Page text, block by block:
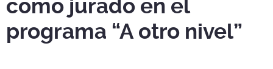
como jurado en el
programa “A otro nivel”